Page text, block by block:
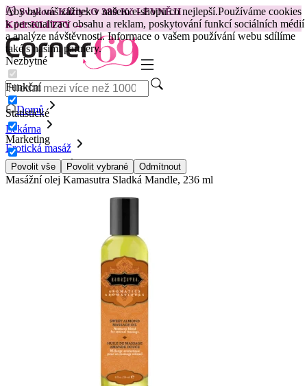
Aby byl váš zážitek v našem e-shopu co nejlepší.Používáme cookies
k personalizaci obsahu a reklam, poskytování funkcí sociálních médií
a analýze návštěvnosti. Informace o vašem používání webu sdílíme
také s našimi partnery.
Nezbytné
Funkční
Statistické
Marketing
Povolit vše Povolit vybrané Odmítnout
😽Svakom Klitty: O 380 Kč LEVNĚJI
Kód: KLITTY →
Domů
Lékárna
Erotická masáž
Masážní oleje
Masážní olej Kamasutra Sladká Mandle, 236 ml